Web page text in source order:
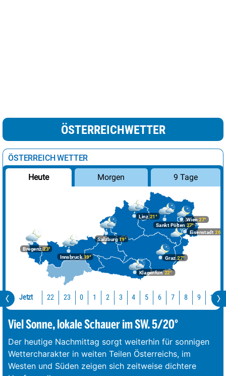
ÖSTERREICHWETTER
ÖSTERREICH WETTER
Heute Morgen 9 Tage
Bregenz23°
Graz27°
Innsbruck19°
Klagenfurt 22°
Linz21°
Salzburg19°
Wien 27°
Eisenstadt 26°
Sankt Pölten 27°
Jetzt 22 23 0 1 2 3 4 5 6 7 8 9 10
Viel Sonne, lokale Schauer im SW. 5/20°
Der heutige Nachmittag sorgt weiterhin für sonnigen
Wettercharakter in weiten Teilen Österreichs, im
Westen und Süden zeigen sich zeitweise dichtere